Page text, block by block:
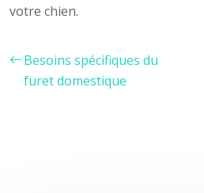
votre chien.
Besoins spécifiques du
furet domestique